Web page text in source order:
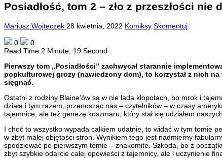
Posiadłość, tom 2 – zło z przeszłości
Mariusz Wojteczek 28 kwietnia, 2022 Komiksy Skomentuj
0
0
Read Time:2 Minute, 19 Second
Pierwszy tom „Posiadłości” zachwycał starannie
popkulturowej grozy (nawiedzony dom), to korzystał z nich
sięgnąć.
Ostatni z rodziny Blaine’ów są w nie lada kłopotach, bo mrok i
działa i tym razem, przenosząc nas – czytelników – w czasy
tajemnice, ale też genezę koszmaru, który stał się udziałem
I choć to wszystko wypada całkiem udatnie, to widać w tym tomie
w zbyt małej objętości stron. Wynikiem tego jest nadmierny
spodziewać po pierwszym tomie – znakomite. Szkoda, bo z
zbyt szybkie odarcie całej opowieści z tajemnicy, ale i uczynienie